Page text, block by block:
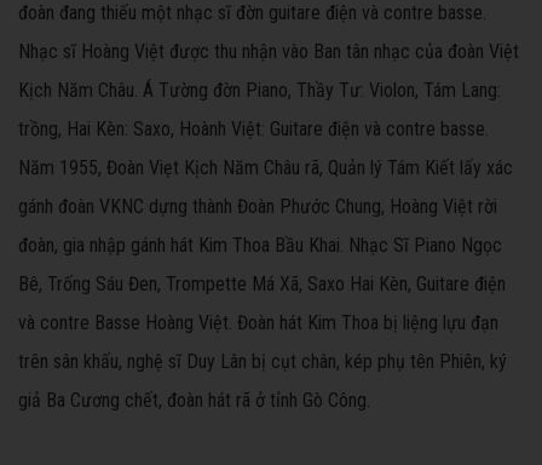
đoàn đang thiếu một nhạc sĩ đờn guitare điện và contre basse.
Nhạc sĩ Hoàng Việt được thu nhận vào Ban tân nhạc của đoàn Việt
Kịch Năm Châu. Á Tường đờn Piano, Thầy Tư: Violon, Tám Lang:
trồng, Hai Kèn: Saxo, Hoành Việt: Guitare điện và contre basse.
Năm 1955, Đoàn Viẹt Kịch Năm Châu rã, Quản lý Tám Kiết lấy xác
gánh đoàn VKNC dựng thành Đoàn Phước Chung, Hoàng Việt rời
đoàn, gia nhập gánh hát Kim Thoa Bầu Khai. Nhạc Sĩ Piano Ngọc
Bê, Trống Sáu Đen, Trompette Má Xã, Saxo Hai Kèn, Guitare điện
và contre Basse Hoàng Việt. Đoàn hát Kim Thoa bị liệng lựu đạn
trên sân khấu, nghệ sĩ Duy Lân bị cụt chân, kép phụ tên Phiên, ký
giả Ba Cương chết, đoàn hát rã ở tỉnh Gò Công.